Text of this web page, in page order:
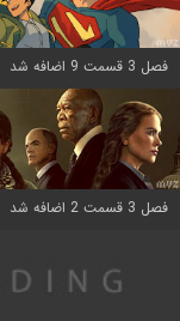
فصل 3 قسمت 9 اضافه شد
فصل 3 قسمت 2 اضافه شد